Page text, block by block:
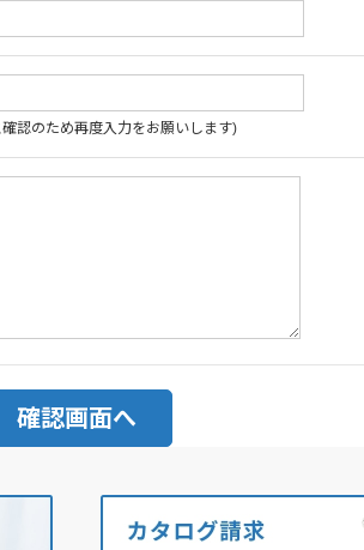
確認のため再度入力をお願いします)